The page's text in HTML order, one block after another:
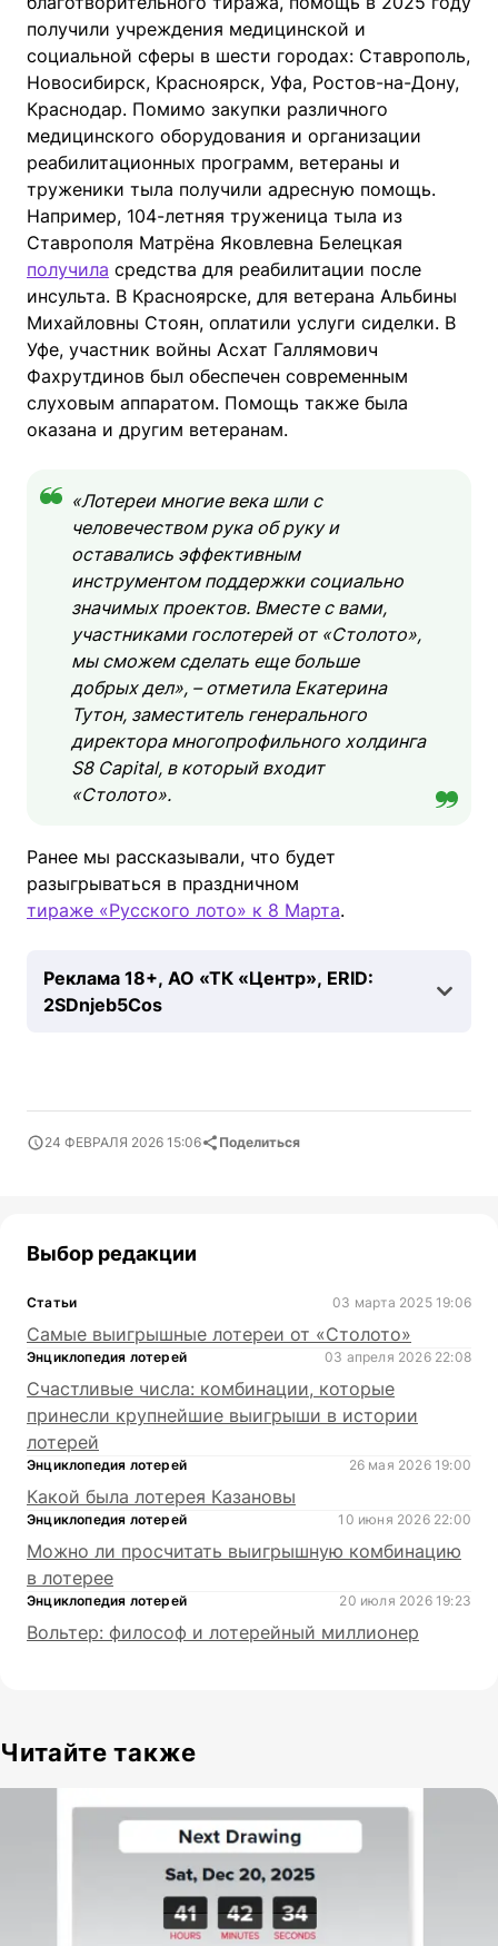
получили учреждения медицинской и
социальной сферы в шести городах: Ставрополь,
Новосибирск, Красноярск, Уфа, Ростов-на-Дону,
Краснодар. Помимо закупки различного
медицинского оборудования и организации
реабилитационных программ, ветераны и
труженики тыла получили адресную помощь.
Например, 104-летняя труженица тыла из
Ставрополя Матрёна Яковлевна Белецкая
получила средства для реабилитации после
инсульта. В Красноярске, для ветерана Альбины
Михайловны Стоян, оплатили услуги сиделки. В
Уфе, участник войны Асхат Галлямович
Фахрутдинов был обеспечен современным
слуховым аппаратом. Помощь также была
оказана и другим ветеранам.
«Лотереи многие века шли с
человечеством рука об руку и
оставались эффективным
инструментом поддержки социально
значимых проектов. Вместе с вами,
участниками гослотерей от «Столото»,
мы сможем сделать еще больше
добрых дел», – отметила Екатерина
Тутон, заместитель генерального
директора многопрофильного холдинга
S8 Capital, в который входит
«Столото».
Ранее мы рассказывали, что будет
разыгрываться в праздничном
тираже «Русского лото» к 8 Марта.
Реклама 18+, АО «ТК «Центр», ERID:
2SDnjeb5Cos
24 ФЕВРАЛЯ 2026 15:06 Поделиться
Выбор редакции
Статьи 03 марта 2025 19:06
Самые выигрышные лотереи от «Столото»
Энциклопедия лотерей 03 апреля 2026 22:08
Счастливые числа: комбинации, которые
принесли крупнейшие выигрыши в истории
лотерей
Энциклопедия лотерей 26 мая 2026 19:00
Какой была лотерея Казановы
Энциклопедия лотерей 10 июня 2026 22:00
Можно ли просчитать выигрышную комбинацию
в лотерее
Энциклопедия лотерей 20 июля 2026 19:23
Вольтер: философ и лотерейный миллионер
Читайте также